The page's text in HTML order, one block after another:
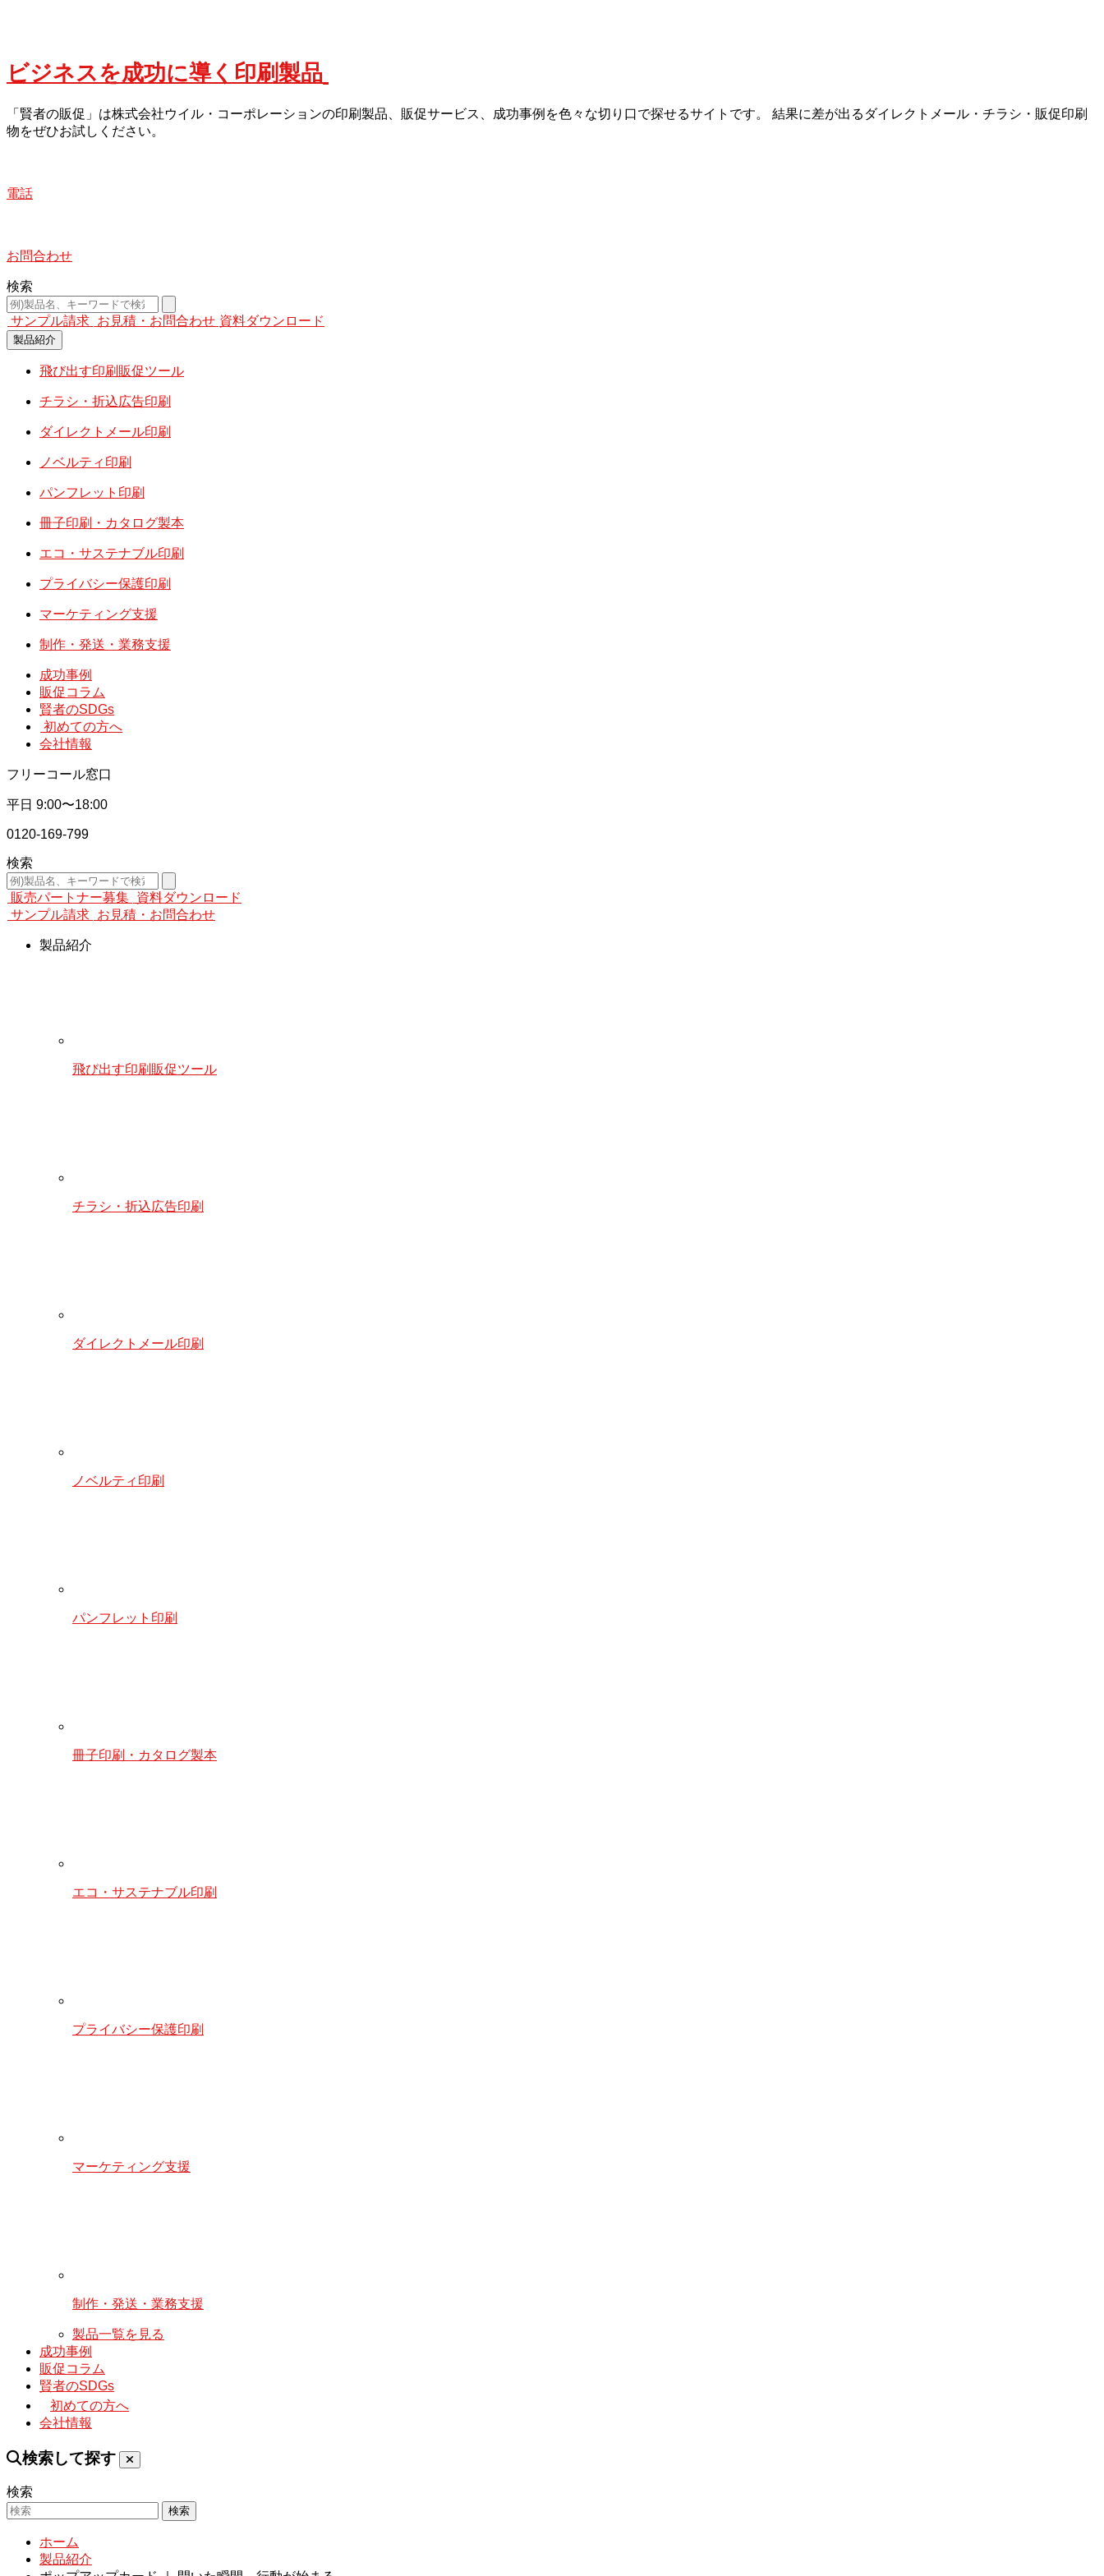
ビジネスを成功に導く印刷製品
「賢者の販促」は株式会社ウイル・コーポレーションの印刷製品、販促サービス、成功事例を色々な切り口で探せるサイトです。 結果に差が出るダイレクトメール・チラシ・販促印刷
物をぜひお試しください。
電話
お問合わせ
検索
サンプル請求 お見積・お問合わせ 資料ダウンロード
製品紹介
飛び出す印刷販促ツール
チラシ・折込広告印刷
ダイレクトメール印刷
ノベルティ印刷
パンフレット印刷
冊子印刷・カタログ製本
エコ・サステナブル印刷
プライバシー保護印刷
マーケティング支援
制作・発送・業務支援
成功事例
販促コラム
賢者のSDGs
初めての方へ
会社情報
フリーコール窓口
平日 9:00〜18:00
0120-169-799
検索
販売パートナー募集 資料ダウンロード
サンプル請求 お見積・お問合わせ
製品紹介
飛び出す印刷販促ツール
チラシ・折込広告印刷
ダイレクトメール印刷
ノベルティ印刷
パンフレット印刷
冊子印刷・カタログ製本
エコ・サステナブル印刷
プライバシー保護印刷
マーケティング支援
制作・発送・業務支援
製品一覧を見る
成功事例
販促コラム
賢者のSDGs
初めての方へ
会社情報
検索して探す
検索
検索
ホーム
製品紹介